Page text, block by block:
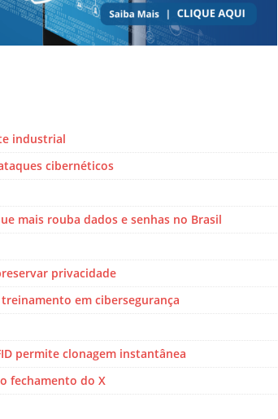
industrial
cibernéticos
mais rouba dados e senhas no Brasil
privacidade
em cibersegurança
permite clonagem instantânea
fechamento do X